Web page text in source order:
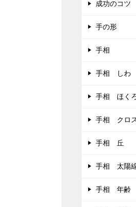
成功のコツ
手の形
手相
手相 しわ
手相 ほく
手相 クロ
手相 丘
手相 太陽
手相 年齢